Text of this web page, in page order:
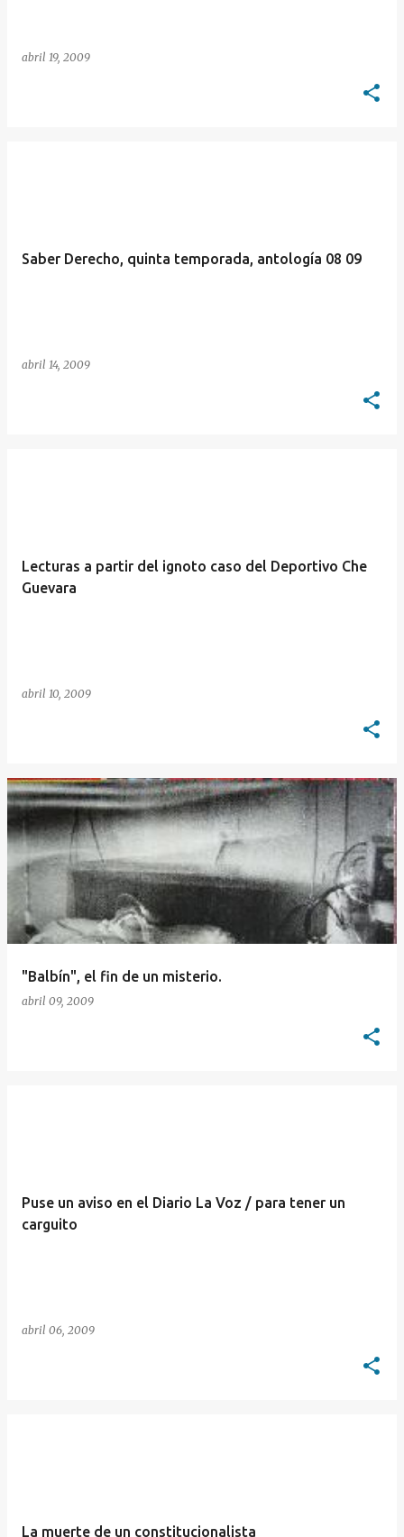
abril 19, 2009
Saber Derecho, quinta temporada, antología 08 09
abril 14, 2009
Lecturas a partir del ignoto caso del Deportivo Che
Guevara
abril 10, 2009
"Balbín", el fin de un misterio.
abril 09, 2009
Puse un aviso en el Diario La Voz / para tener un
carguito
abril 06, 2009
La muerte de un constitucionalista